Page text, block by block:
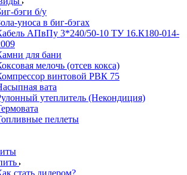
бэги б/у
уноса в биг-бэгах
АПвПу 3*240/50-10 ТУ 16.К180-014-
для бани
мелочь (отсев кокса)
винтовой РВК 75
вата
утеплитель (Некондиция)
пеллеты
стать дилером?